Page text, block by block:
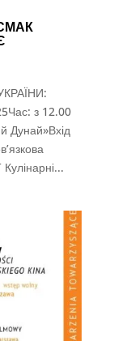
з 12.00
Дунай»Вхід